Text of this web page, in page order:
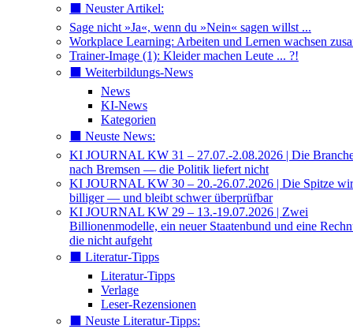
⬛️ Neuster Artikel:
Sage nicht »Ja«, wenn du »Nein« sagen willst ...
Workplace Learning: Arbeiten und Lernen wachsen
Trainer-Image (1): Kleider machen Leute ... ?!
⬛️ Weiterbildungs-News
News
KI-News
Kategorien
⬛️ Neuste News:
KI JOURNAL KW 31 – 27.07.-2.08.2026 | Die
nach Bremsen — die Politik liefert nicht
KI JOURNAL KW 30 – 20.-26.07.2026 | Die Spitze
billiger — und bleibt schwer überprüfbar
KI JOURNAL KW 29 – 13.-19.07.2026 | Zwei
Billionenmodelle, ein neuer Staatenbund und eine
die nicht aufgeht
⬛️ Literatur-Tipps
Literatur-Tipps
Verlage
Leser-Rezensionen
⬛️ Neuste Literatur-Tipps: